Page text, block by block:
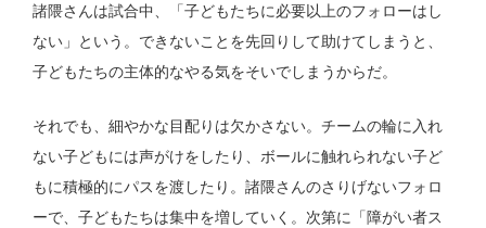
諸隈さんは試合中、「子どもたちに必要以上のフォローはし
ない」という。できないことを先回りして助けてしまうと、
子どもたちの主体的なやる気をそいでしまうからだ。
それでも、細やかな目配りは欠かさない。チームの輪に入れ
ない子どもには声がけをしたり、ボールに触れられない子ど
もに積極的にパスを渡したり。諸隈さんのさりげないフォロ
ーで、子どもたちは集中を増していく。次第に「障がい者ス